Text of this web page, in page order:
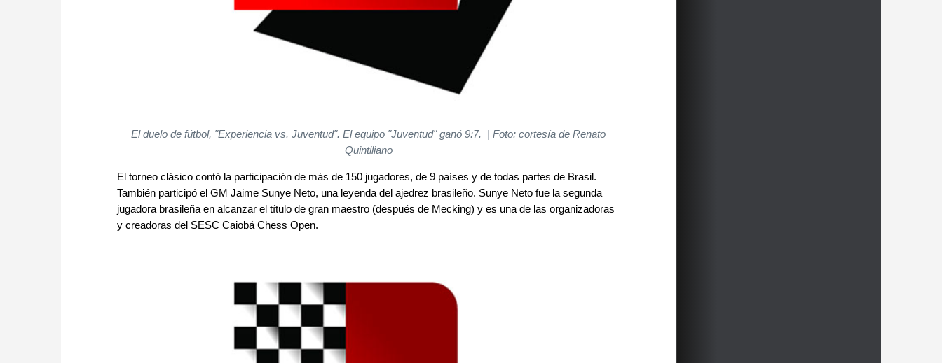
El duelo de fútbol, "Experiencia vs. Juventud". El equipo "Juventud" ganó 9:7. | Foto: cortesía de Renato
Quintiliano
El torneo clásico contó la participación de más de 150 jugadores, de 9 países y de todas partes de Brasil.
También participó el GM Jaime Sunye Neto, una leyenda del ajedrez brasileño. Sunye Neto fue la segunda
jugadora brasileña en alcanzar el título de gran maestro (después de Mecking) y es una de las organizadoras
y creadoras del SESC Caiobá Chess Open.